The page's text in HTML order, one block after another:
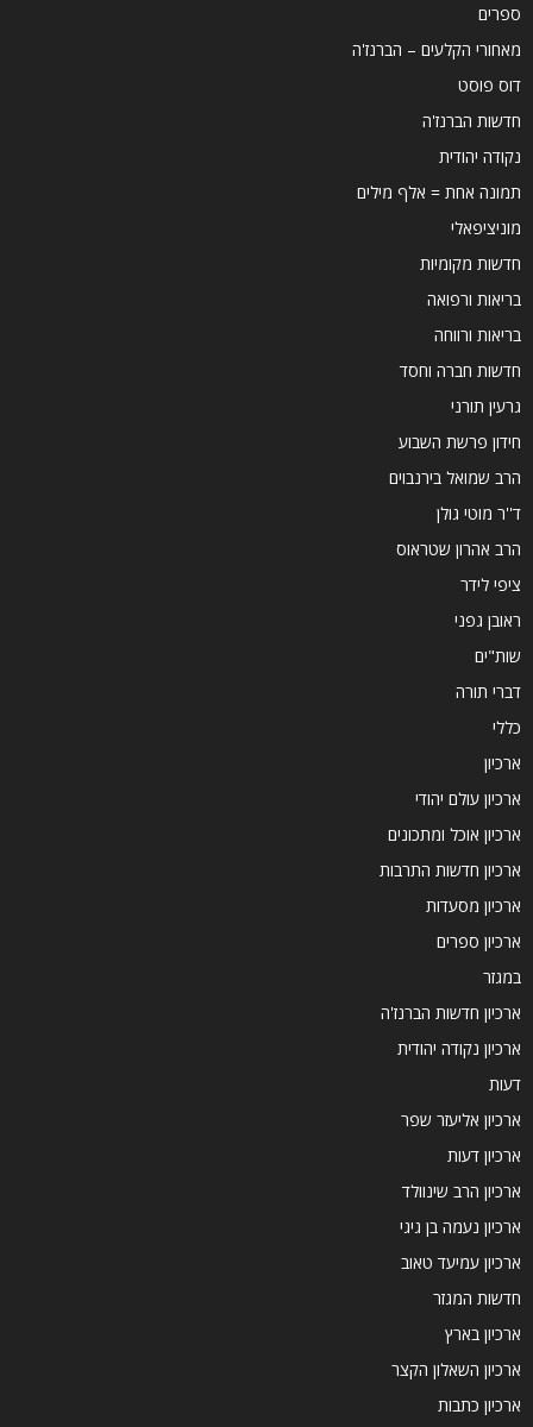
ספרים
מאחורי הקלעים – הברנז'ה
דוס פוסט
חדשות הברנז'ה
נקודה יהודית
תמונה אחת = אלף מילים
מוניציפאלי
חדשות מקומיות
בריאות ורפואה
בריאות ורווחה
חדשות חברה וחסד
גרעין תורני
חידון פרשת השבוע
הרב שמואל בירנבוים
ד''ר מוטי גולן
הרב אהרון שטראוס
ציפי לידר
ראובן גפני
שות"ים
דברי תורה
כללי
ארכיון
ארכיון עולם יהודי
ארכיון אוכל ומתכונים
ארכיון חדשות התרבות
ארכיון מסעדות
ארכיון ספרים
במגזר
ארכיון חדשות הברנז'ה
ארכיון נקודה יהודית
דעות
ארכיון אליעזר שפר
ארכיון דעות
ארכיון הרב שינוולד
ארכיון נעמה בן גיגי
ארכיון עמיעד טאוב
חדשות המגזר
ארכיון בארץ
ארכיון השאלון הקצר
ארכיון כתבות